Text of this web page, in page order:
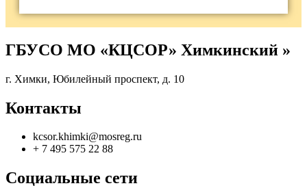
ГБУСО МО «КЦСОР» Химкинский »
г. Химки, Юбилейный проспект, д. 10
Контакты
kcsor.khimki@mosreg.ru
+ 7 495 575 22 88
Социальные сети